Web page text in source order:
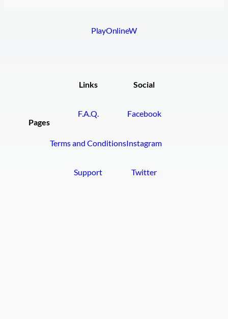
PlayOnlineW
Pages
Links
F.A.Q.
Terms and Conditions
Support
Social
Facebook
Instagram
Twitter